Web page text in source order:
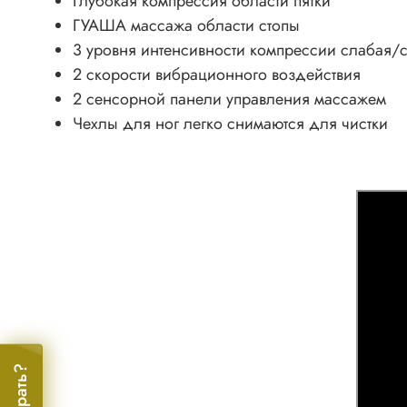
ГУАША массажа области стопы
3 уровня интенсивности компрессии
2 скорости вибрационного воздействия
2 сенсорной панели управления массажем
Чехлы для ног легко снимаются для чистки